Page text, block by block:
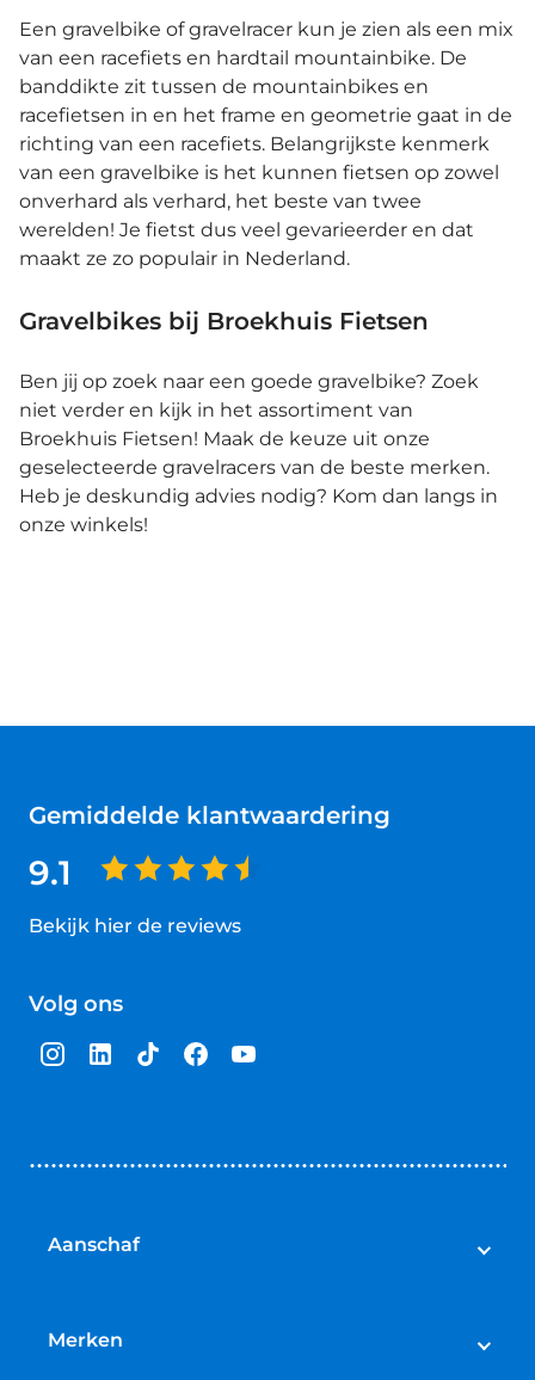
Een gravelbike of gravelracer kun je zien als een mix
van een racefiets en hardtail mountainbike. De
banddikte zit tussen de mountainbikes en
racefietsen in en het frame en geometrie gaat in de
richting van een racefiets. Belangrijkste kenmerk
van een gravelbike is het kunnen fietsen op zowel
onverhard als verhard, het beste van twee
werelden! Je fietst dus veel gevarieerder en dat
maakt ze zo populair in Nederland.
Gravelbikes bij Broekhuis Fietsen
Ben jij op zoek naar een goede gravelbike? Zoek
niet verder en kijk in het assortiment van
Broekhuis Fietsen! Maak de keuze uit onze
geselecteerde gravelracers van de beste merken.
Heb je deskundig advies nodig? Kom dan langs in
onze winkels!
Gemiddelde klantwaardering
9.1
Bekijk hier de reviews
van
sterren
Volg ons
Aanschaf
Speed pedelecs
Merken